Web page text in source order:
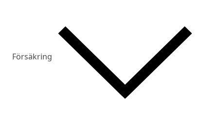
Försäkring